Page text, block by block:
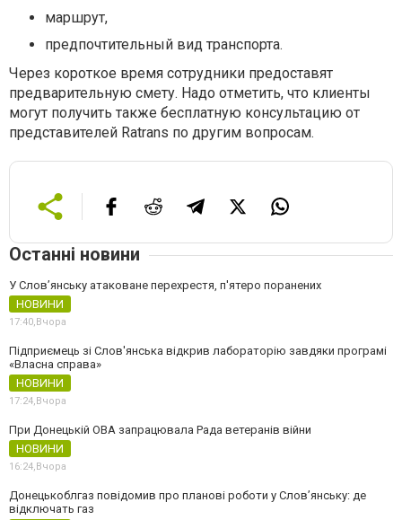
маршрут,
предпочтительный вид транспорта.
Через короткое время сотрудники предоставят
предварительную смету. Надо отметить, что клиенты
могут получить также бесплатную консультацию от
представителей Ratrans по другим вопросам.
Останні новини
У Слов’янську атаковане перехрестя, п'ятеро поранених
НОВИНИ
17:40,Вчора
Підприємець зі Слов'янська відкрив лабораторію завдяки програмі
«Власна справа»
НОВИНИ
17:24,Вчора
При Донецькій ОВА запрацювала Рада ветеранів війни
НОВИНИ
16:24,Вчора
Донецькоблгаз повідомив про планові роботи у Слов’янську: де
відключать газ